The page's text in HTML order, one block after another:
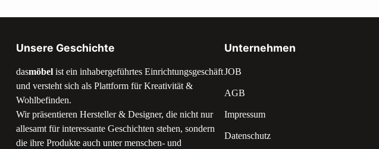
Unsere Geschichte
dasmöbel ist ein inhabergeführtes Einrichtungsgeschäft
und versteht sich als Plattform für Kreativität &
Wohlbefinden.
Wir präsentieren Hersteller & Designer, die nicht nur
allesamt für interessante Geschichten stehen, sondern
die ihre Produkte auch unter menschen- und
Unternehmen
JOB
AGB
Impressum
Datenschutz